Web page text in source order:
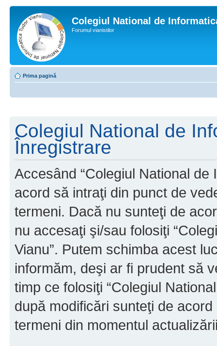
Colegiul National de
Forumul vianistilor
Prima pagină
Colegiul National de
Înregistrare
Accesând “Colegiul National de
acord să intraţi din punct de
termeni. Dacă nu sunteţi de
nu accesaţi şi/sau folosiţi
Vianu”. Putem schimba acest
informăm, deşi ar fi prudent să
timp ce folosiţi “Colegiul
după modificări sunteţi de
termeni din momentul